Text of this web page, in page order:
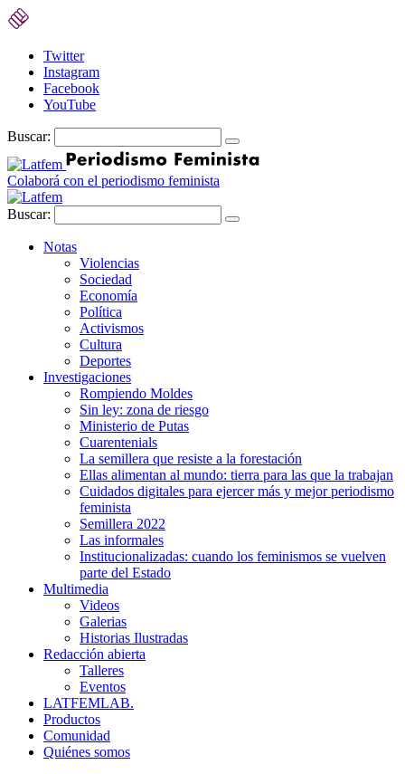
Twitter
Instagram
Facebook
YouTube
Buscar:
Colaborá con el periodismo feminista
Buscar:
Notas
Violencias
Sociedad
Economía
Política
Activismos
Cultura
Deportes
Investigaciones
Rompiendo Moldes
Sin ley: zona de riesgo
Ministerio de Putas
Cuarentenials
La semillera que resiste a la forestación
Ellas alimentan al mundo: tierra para las que la trabajan
Cuidados digitales para ejercer más y mejor periodismo
feminista
Semillera 2022
Las informales
Institucionalizadas: cuando los feminismos se vuelven
parte del Estado
Multimedia
Videos
Galerias
Historias Ilustradas
Redacción abierta
Talleres
Eventos
LATFEMLAB.
Productos
Comunidad
Quiénes somos